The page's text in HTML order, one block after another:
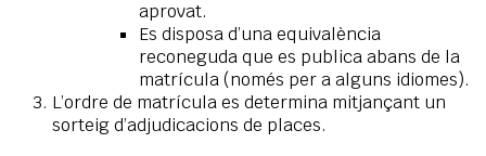
aprovat.
Es disposa d’una equivalència
reconeguda que es publica abans de la
matrícula (només per a alguns idiomes).
L’ordre de matrícula es determina mitjançant un
sorteig d’adjudicacions de places.